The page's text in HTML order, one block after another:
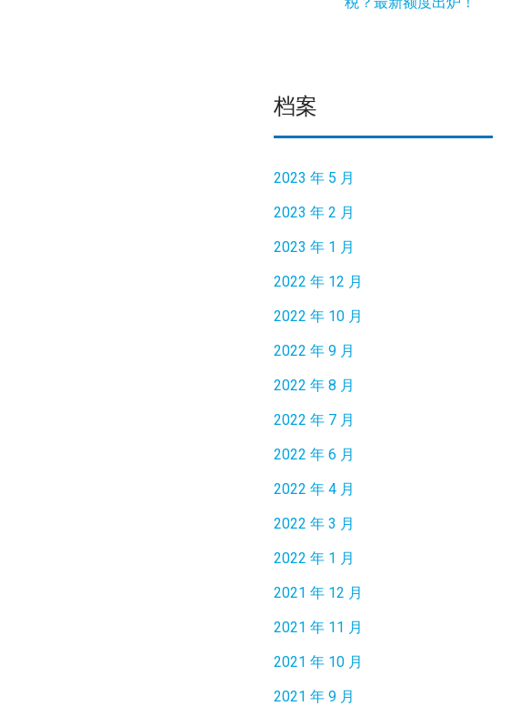
档案
2023 年 5 月
2023 年 2 月
2023 年 1 月
2022 年 12 月
2022 年 10 月
2022 年 9 月
2022 年 8 月
2022 年 7 月
2022 年 6 月
2022 年 4 月
2022 年 3 月
2022 年 1 月
2021 年 12 月
2021 年 11 月
2021 年 10 月
2021 年 9 月